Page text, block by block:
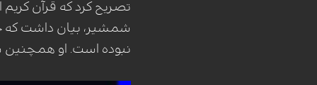
تصریح کرد که قرآن
شمشیر، بیان داشت که
نبوده است. او همچنین